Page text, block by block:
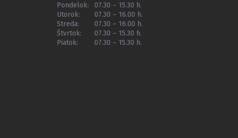
Pondelok:
07.30 – 15.30 h.
Utorok:
07.30 – 16.00 h.
Streda:
07.30 – 16.00 h.
Štvrtok:
07.30 – 15.30 h.
Piatok:
07.30 – 15.30 h.